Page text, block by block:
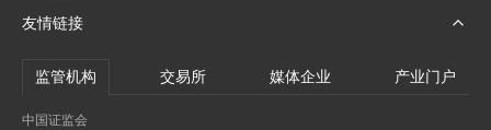
友情链接
监管机构 交易所 媒体企业 产业门户
中国证监会